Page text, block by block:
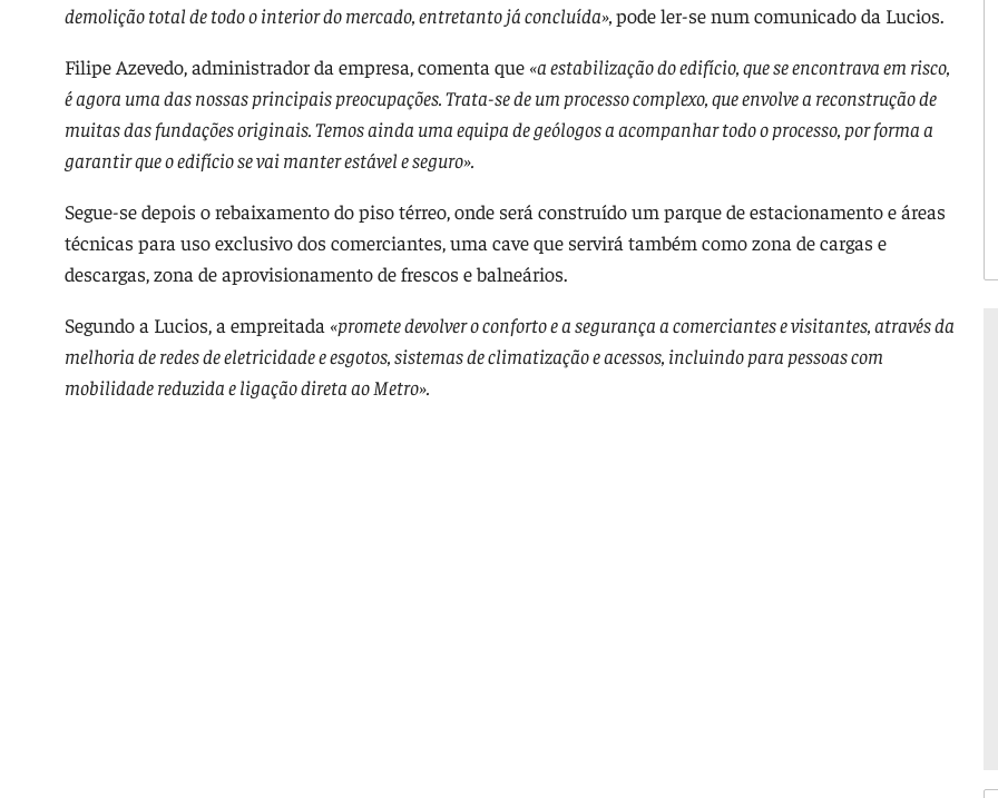
demolição total de todo o interior do mercado, entretanto já concluída»,pode ler-se num comunicado da Lucios.
Filipe Azevedo, administrador da empresa, comenta que «a estabilização do edifício, que se encontrava em risco,
é agora uma das nossas principais preocupações. Trata-se de um processo complexo, que envolve a reconstrução de
muitas das fundações originais. Temos ainda uma equipa de geólogos a acompanhar todo o processo, por forma a
garantir que o edifício se vai manter estável e seguro».
Segue-se depois o rebaixamento do piso térreo, onde será construído um parque de estacionamento e áreas
técnicas para uso exclusivo dos comerciantes, uma cave que servirá também como zona de cargas e
descargas, zona de aprovisionamento de frescos e balneários.
Segundo a Lucios, a empreitada «promete devolver o conforto e a segurança a comerciantes e visitantes, através da
melhoria de redes de eletricidade e esgotos, sistemas de climatização e acessos, incluindo para pessoas com
mobilidade reduzida e ligação direta ao Metro».